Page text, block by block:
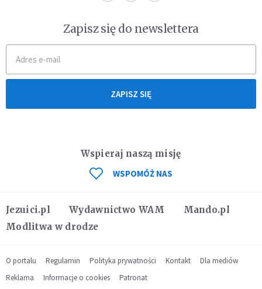
Zapisz się do newslettera
ZAPISZ SIĘ
Jezuici.pl Wydawnictwo WAM
Mando.pl
Modlitwa w drodze
Wspieraj naszą misję
WSPOMÓŻ NAS
O portalu Regulamin Polityka prywatności Kontakt
Dla mediów
Reklama
Informacje o cookies Patronat